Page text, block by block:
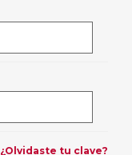
¿Olvidaste tu clave?